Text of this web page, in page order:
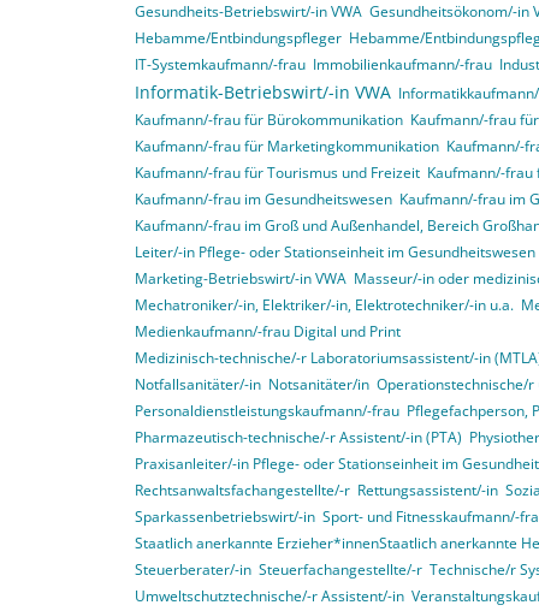
Gesundheits-Betriebswirt/-in VWA Gesundheitsökonom/-in
Hebamme/Entbindungspfleger Hebamme/
IT-Systemkaufmann/-frau Immobilienkaufmann/-frau
Informatik-Betriebswirt/-in VWA
Kaufmann/-frau für Bürokommunikation Kaufmann/-frau
Kaufmann/-frau für Marketingkommunikation Kaufmann/-
Kaufmann/-frau für Tourismus und Freizeit Kaufmann/-frau
Kaufmann/-frau im Gesundheitswesen Kaufmann/-frau im
Kaufmann/-frau im Groß und Außenhandel, Bereich
Leiter/-in Pflege- oder Stationseinheit im Gesundheitswesen
Marketing-Betriebswirt/-in VWA Masseur/-in oder
Mechatroniker/-in, Elektriker/-in, Elektrotechniker/-in u.a.
Medienkaufmann/-frau Digital und Print
Medizinisch-technische/-r Laboratoriumsassistent/-in
Notfallsanitäter/-in Notsanitäter/in Operationstechnische/
Personaldienstleistungskaufmann/-frau Pflegefachperson,
Pharmazeutisch-technische/-r Assistent/-in (PTA)
Praxisanleiter/-in Pflege- oder Stationseinheit im
Rechtsanwaltsfachangestellte/-r Rettungsassistent/-in
Sparkassenbetriebswirt/-in Sport- und Fitnesskaufmann/-
Staatlich anerkannte Erzieher*innenStaatlich anerkannte
Steuerberater/-in Steuerfachangestellte/-r Technische/r
Umweltschutztechnische/-r Assistent/-in